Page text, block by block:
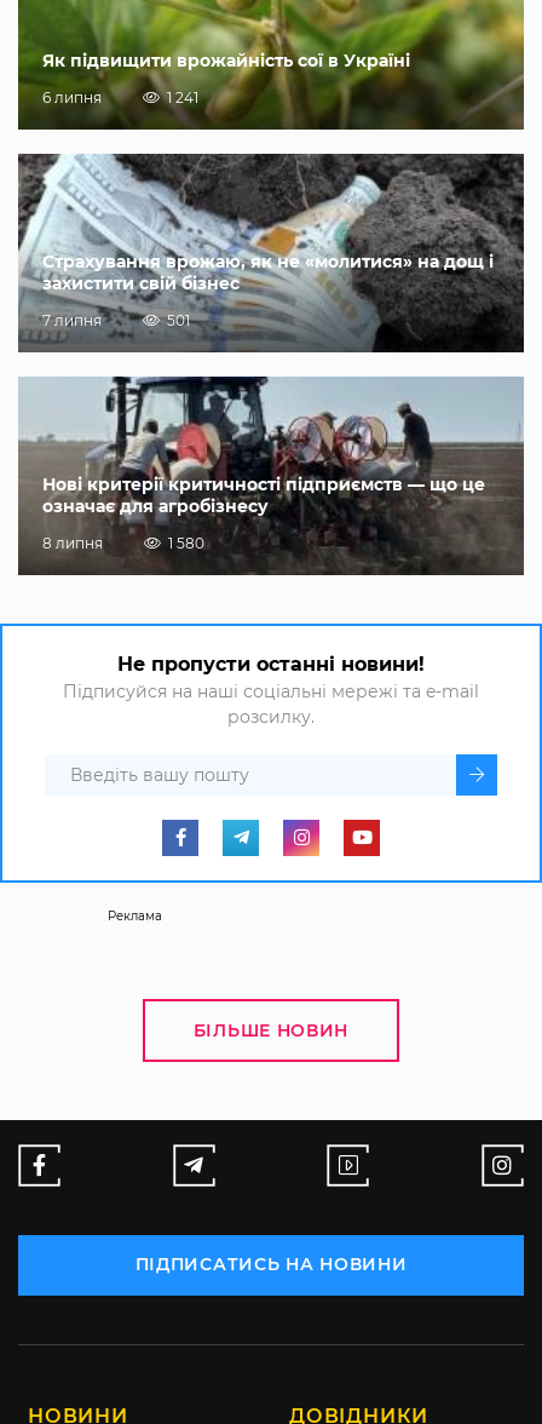
Як підвищити врожайність сої в Україні
6 липня 1 241
Страхування врожаю, як не «молитися» на дощ і
захистити свій бізнес
7 липня 501
Нові критерії критичності підприємств — що це
означає для агробізнесу
8 липня 1 580
Не пропусти останні новини!
Підписуйся на наші соціальні мережі та e-mail
розсилку.
Реклама
БІЛЬШЕ НОВИН
ПІДПИСАТИСЬ НА НОВИНИ
НОВИНИ ДОВІДНИКИ